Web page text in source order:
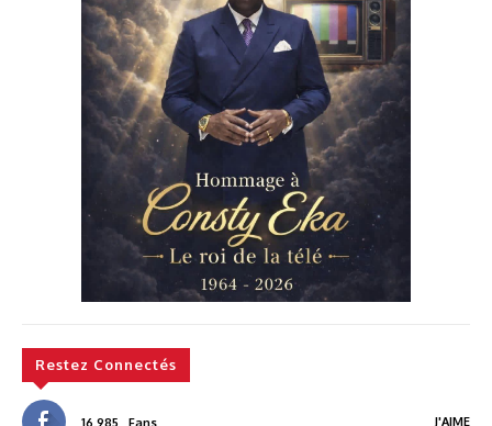
Restez Connectés
16,985 Fans J'AIME